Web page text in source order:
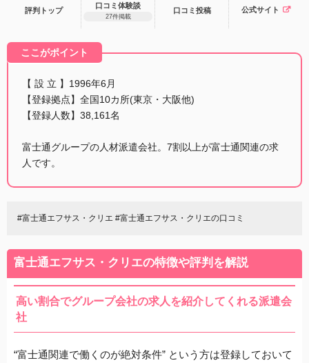
評判トップ
口コミ体験談
27件掲載
口コミ 投稿 公式サイト
ここがポイント
【 設 立 】1996年6月
【登録拠点】全国10カ所(東京・大阪他)
【登録人数】38,161名
富士通グループの人材派遣会社。7割以上が富士通関連の求
人です。
#富士通エフサス・クリエ #富士通エフサス・クリエの口コミ
富士通エフサス・クリエの特徴や評判を解説
高い割合でグループ会社の求人を紹介してくれる派遣会
社
“富士通関連で働くのが絶対条件” という方は登録しておいて